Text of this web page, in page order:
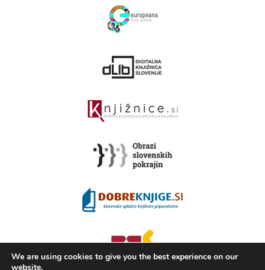
We are using cookies to give you the best experience on our
website.